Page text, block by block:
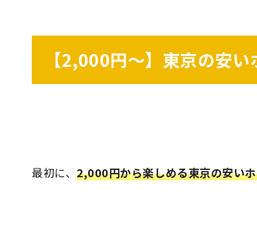
【2,000円～】東京の安
最初に、2,000円から楽しめる東京の安い